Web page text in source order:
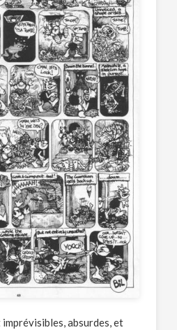
absurdes, et